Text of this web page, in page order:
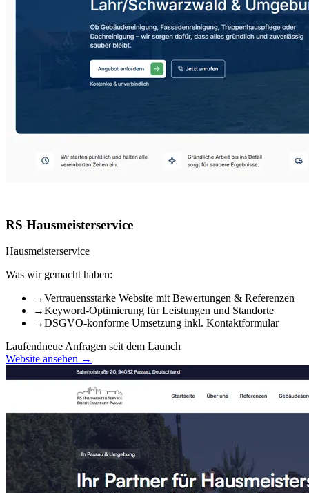
RS Hausmeisterservice
Hausmeisterservice
Was wir gemacht haben:
→Vertrauensstarke Website mit Bewertungen & Referenzen
→Keyword-Optimierung für Leistungen und Standorte
→DSGVO-konforme Umsetzung inkl. Kontaktformular
Laufendneue Anfragen seit dem Launch
Website ansehen →